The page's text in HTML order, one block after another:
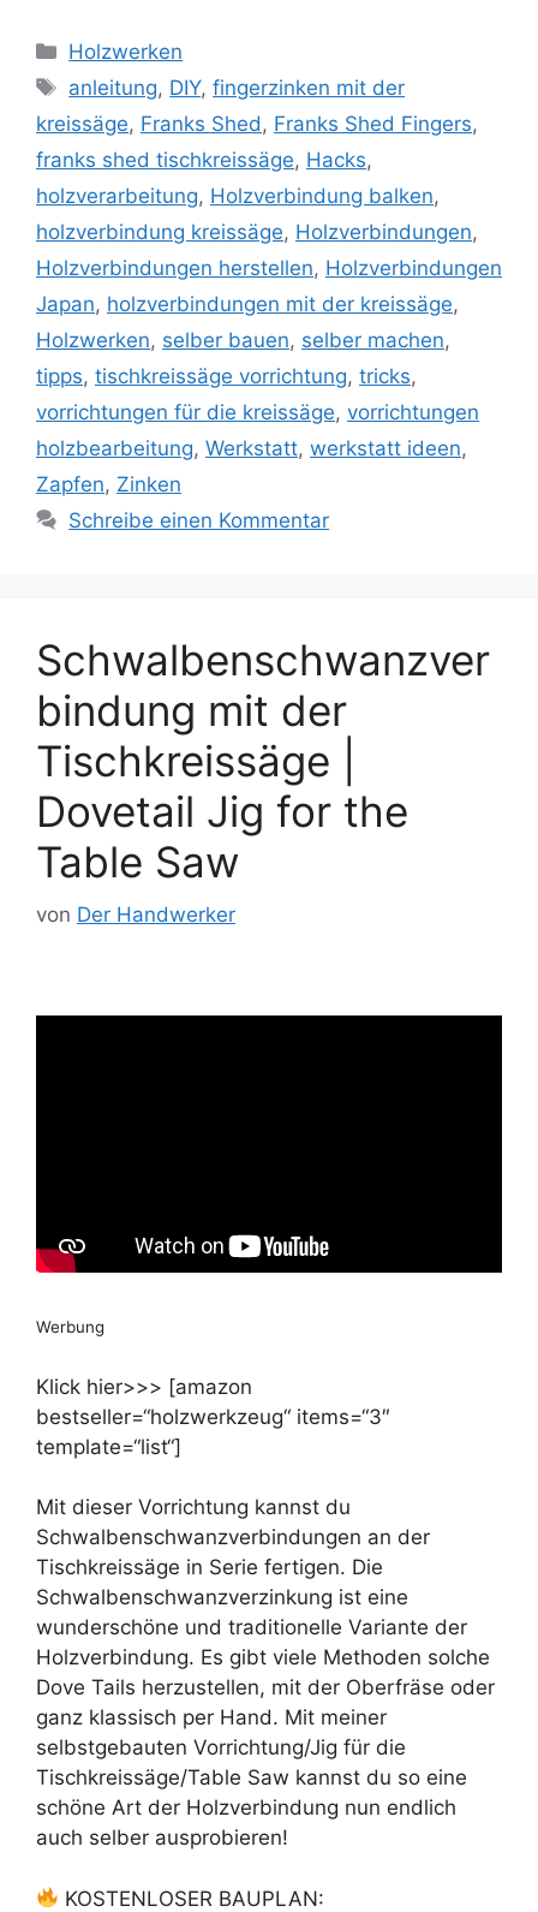
Kategorien
Holzwerken
Schlagwörter
anleitung, DIY,fingerzinken mit der
kreissäge, Franks Shed , Franks Shed Fingers,
franks shed tischkreissäge, Hacks,
holzverarbeitung, Holzverbindung balken,
holzverbindung kreissäge, Holzverbindungen,
Holzverbindungen herstellen, Holzverbindungen
Japan, holzverbindungen mit der kreissäge,
Holzwerken, selber bauen, selber machen,
tipps, tischkreissäge vorrichtung, tricks,
vorrichtungen für die kreissäge, vorrichtungen
holzbearbeitung, Werkstatt, werkstatt ideen,
Zapfen, Zinken
Schreibe einen Kommentar
Schwalbenschwanzver
bindung mit der
Tischkreissäge |
Dovetail Jig for the
Table Saw
von Der Handwerker
Werbung
Klick hier>>> [amazon
bestseller=“holzwerkzeug“ items=“3″
template=“list“]
Mit dieser Vorrichtung kannst du
Schwalbenschwanzverbindungen an der
Tischkreissäge in Serie fertigen. Die
Schwalbenschwanzverzinkung ist eine
wunderschöne und traditionelle Variante der
Holzverbindung. Es gibt viele Methoden solche
Dove Tails herzustellen, mit der Oberfräse oder
ganz klassisch per Hand. Mit meiner
selbstgebauten Vorrichtung/Jig für die
Tischkreissäge/Table Saw kannst du so eine
schöne Art der Holzverbindung nun endlich
auch selber ausprobieren!
KOSTENLOSER BAUPLAN: